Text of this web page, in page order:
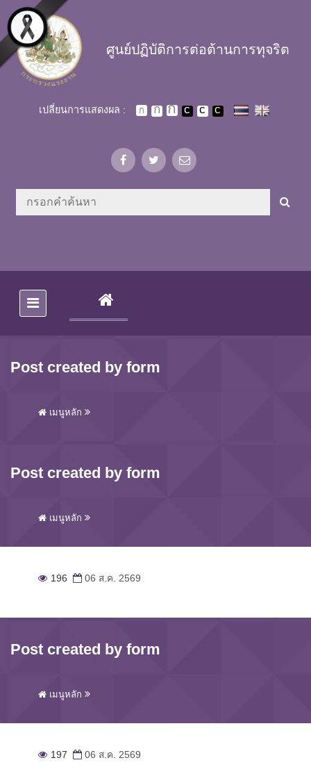
Skip to main content
ศูนย์ปฏิบัติการต่อต้านการทุจริต
เปลี่ยนการแสดงผล :
(CURRENT)
Post created by form
เมนูหลัก
Post created by form
เมนูหลัก
196 06 ส.ค. 2569
Post created by form
เมนูหลัก
197 06 ส.ค. 2569